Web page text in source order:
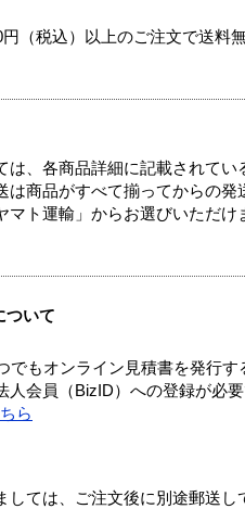
（税込）以上のご注文で送料無
、各商品詳細に記載されてい
商品がすべて揃ってからの発
ト運輸」からお選びいただけ
ついて
もオンライン見積書を発行す
会員（BizID）への登録が必要
ら
ては、ご注文後に別途郵送し